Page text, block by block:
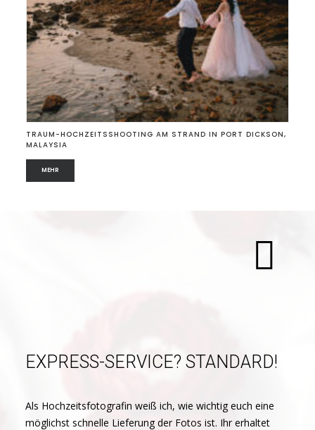
TRAUM-HOCHZEITSSHOOTING AM STRAND IN PORT DICKSON,
MALAYSIA
MEHR
EXPRESS-SERVICE? STANDARD!
Als Hochzeitsfotografin weiß ich, wie wichtig euch eine
möglichst schnelle Lieferung der Fotos ist. Ihr erhaltet